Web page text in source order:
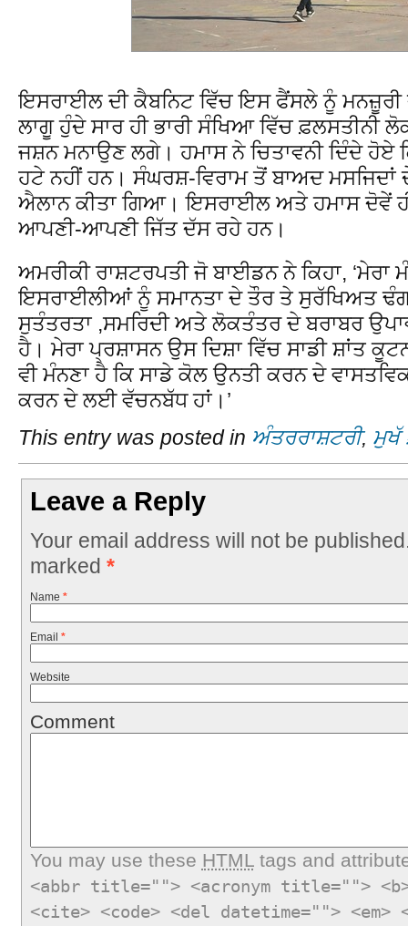
ਇਸਰਾਈਲ ਦੀ ਕੈਬਨਿਟ ਵਿੱਚ ਇਸ ਫੈਂਸਲੇ ਨੂੰ ਮਨਜ਼ੂਰੀ
ਲਾਗੂ ਹੁੰਦੇ ਸਾਰ ਹੀ ਭਾਰੀ ਸੰਖਿਆ ਵਿੱਚ ਫ਼ਲਸਤੀਨੀ
ਜਸ਼ਨ ਮਨਾਉਣ ਲਗੇ। ਹਮਾਸ ਨੇ ਚਿਤਾਵਨੀ ਦਿੰਦੇ ਹੋਏ
ਹਟੇ ਨਹੀਂ ਹਨ। ਸੰਘਰਸ਼-ਵਿਰਾਮ ਤੋਂ ਬਾਅਦ ਮਸਜਿਦਾਂ
ਐਲਾਨ ਕੀਤਾ ਗਿਆ। ਇਸਰਾਈਲ ਅਤੇ ਹਮਾਸ ਦੋਵੇਂ
ਆਪਣੀ-ਆਪਣੀ ਜਿੱਤ ਦੱਸ ਰਹੇ ਹਨ।
ਅਮਰੀਕੀ ਰਾਸ਼ਟਰਪਤੀ ਜੋ ਬਾਈਡਨ ਨੇ ਕਿਹਾ,
ਇਸਰਾਈਲੀਆਂ ਨੂੰ ਸਮਾਨਤਾ ਦੇ ਤੌਰ ਤੇ ਸੁਰੱਖਿਅਤ
ਸੁਤੰਤਰਤਾ ,ਸਮਰਿਦੀ ਅਤੇ ਲੋਕਤੰਤਰ ਦੇ ਬਰਾਬਰ
ਹੈ। ਮੇਰਾ ਪ੍ਰਸ਼ਾਸਨ ਉਸ ਦਿਸ਼ਾ ਵਿੱਚ ਸਾਡੀ ਸ਼ਾਂਤ
ਵੀ ਮੰਨਣਾ ਹੈ ਕਿ ਸਾਡੇ ਕੋਲ ਉਨਤੀ ਕਰਨ ਦੇ
ਕਰਨ ਦੇ ਲਈ ਵੱਚਨਬੱਧ ਹਾਂ।’
This entry was posted in ਅੰਤਰਰਾਸ਼ਟਰੀ, ਮੁਖੱ
Leave a Reply
Your email address will not be
marked *
Name *
Email *
Website
Comment
You may use these HTMLtags and
<abbr title=""> <acronym title="">
<cite> <code> <del datetime="">